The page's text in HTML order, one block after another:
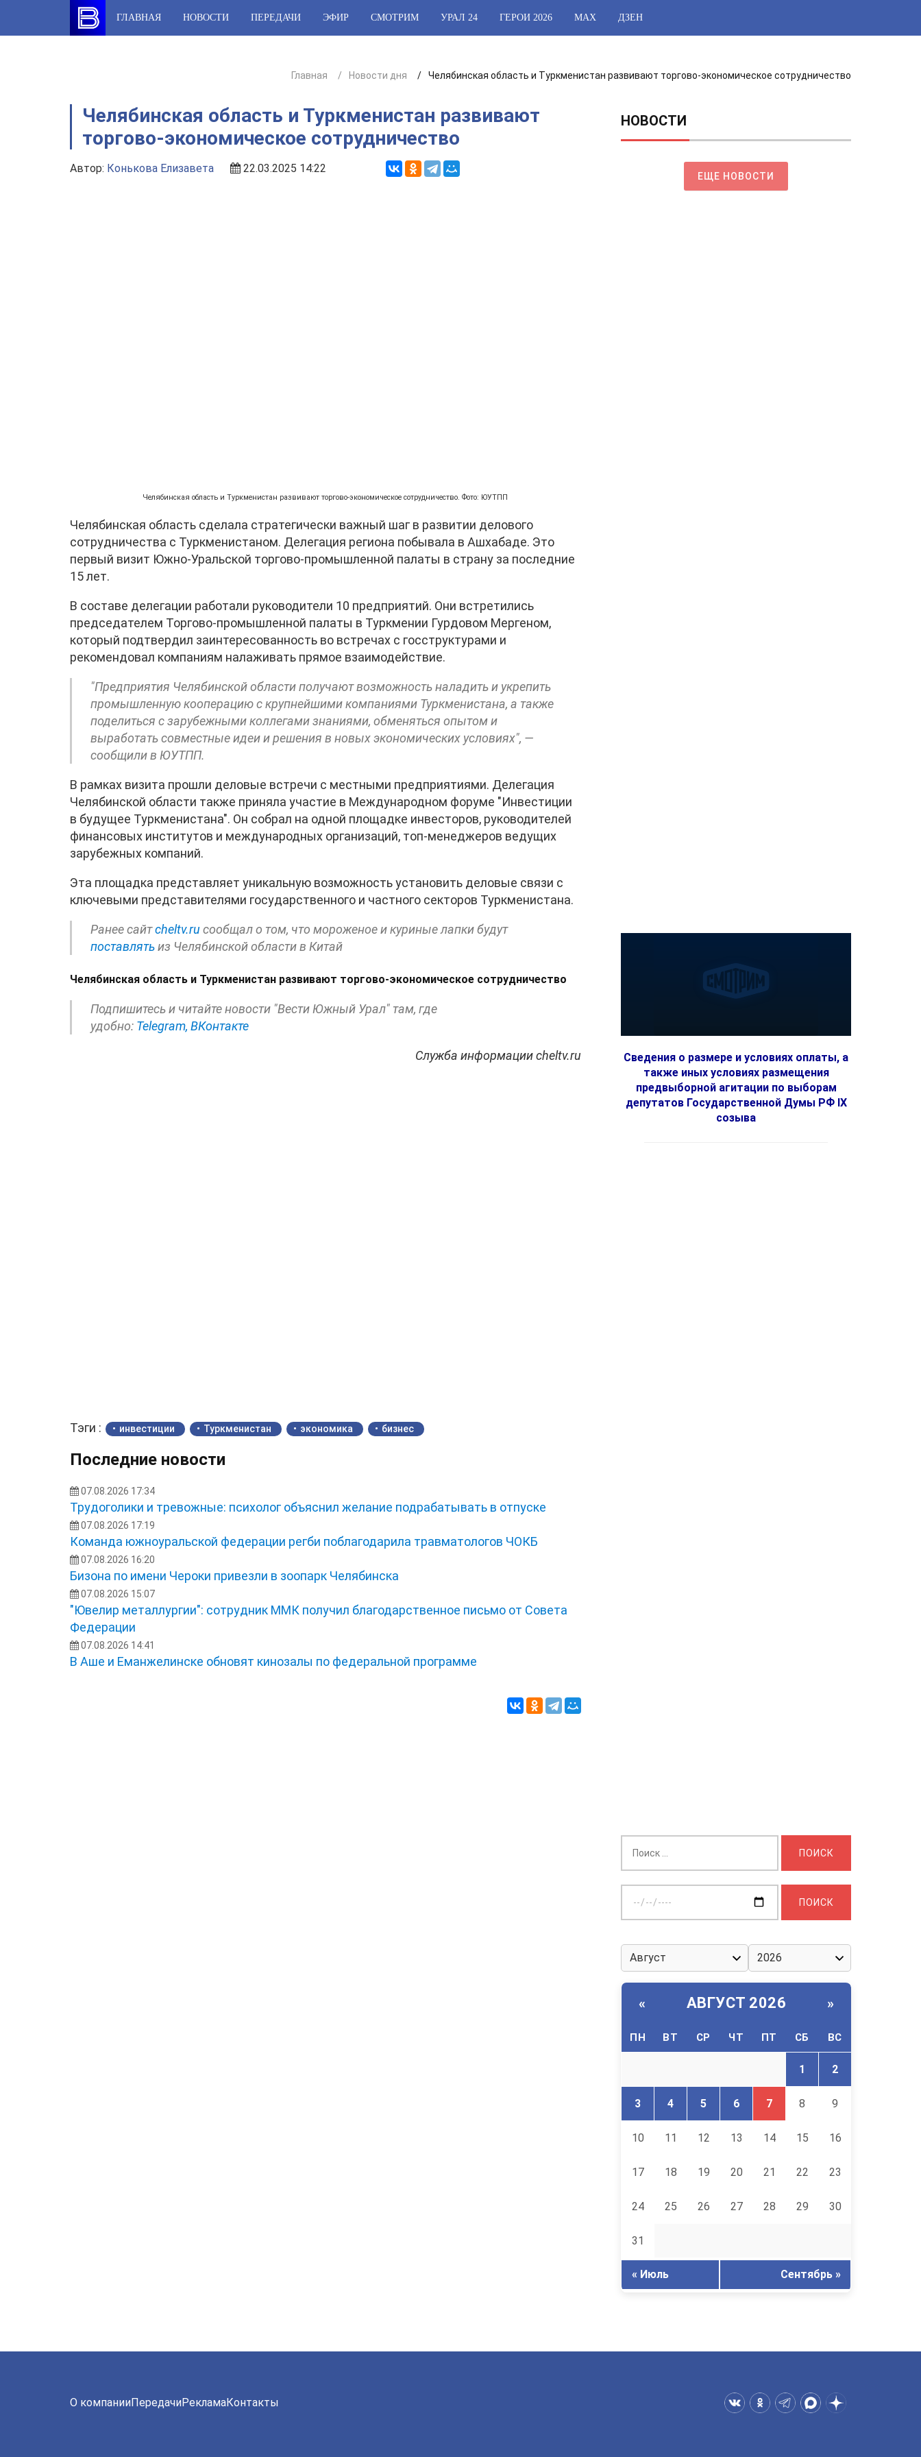
content
ГЛАВНАЯ НОВОСТИ ПЕРЕДАЧИ ЭФИР СМОТРИМ УРАЛ 24 ГЕРОИ 2026 МАХ ДЗЕН
Главная Новости дня Челябинская область и Туркменистан развивают торгово-экономическое сотрудничество
Челябинская область и Туркменистан развивают
торгово-экономическое сотрудничество
Автор: Конькова Елизавета 22.03.2025 14:22
Челябинская область и Туркменистан развивают торгово-экономическое сотрудничество. Фото: ЮУТПП
Челябинская область сделала стратегически важный шаг в развитии делового
сотрудничества с Туркменистаном. Делегация региона побывала в Ашхабаде. Это
первый визит Южно-Уральской торгово-промышленной палаты в страну за последние
15 лет.
В составе делегации работали руководители 10 предприятий. Они встретились
председателем Торгово-промышленной палаты в Туркмении Гурдовом Мергеном,
который подтвердил заинтересованность во встречах с госструктурами и
рекомендовал компаниям налаживать прямое взаимодействие.
"Предприятия Челябинской области получают возможность наладить и укрепить
промышленную кооперацию с крупнейшими компаниями Туркменистана, а также
поделиться с зарубежными коллегами знаниями, обменяться опытом и
выработать совместные идеи и решения в новых экономических условиях", —
сообщили в ЮУТПП.
В рамках визита прошли деловые встречи с местными предприятиями. Делегация
Челябинской области также приняла участие в Международном форуме "Инвестиции
в будущее Туркменистана". Он собрал на одной площадке инвесторов, руководителей
финансовых институтов и международных организаций, топ-менеджеров ведущих
зарубежных компаний.
Эта площадка представляет уникальную возможность установить деловые связи с
ключевыми представителями государственного и частного секторов Туркменистана.
Ранее сайтcheltv.ru сообщал о том, что мороженое и куриные лапки будут
поставлятьиз Челябинской области в Китай
Челябинская область и Туркменистан развивают торгово-экономическое сотрудничество
Подпишитесь и читайте новости "Вести Южный Урал" там, где
удобно: Telegram, ВКонтакте
Служба информации cheltv.ru
Тэги : инвестиции Туркменистан экономика бизнес
Последние новости
07.08.2026 17:34
Трудоголики и тревожные: психолог объяснил желание подрабатывать в отпуске
07.08.2026 17:19
Команда южноуральской федерации регби поблагодарила травматологов ЧОКБ
07.08.2026 16:20
Бизона по имени Чероки привезли в зоопарк Челябинска
07.08.2026 15:07
"Ювелир металлургии": сотрудник ММК получил благодарственное письмо от Совета
Федерации
07.08.2026 14:41
В Аше и Еманжелинске обновят кинозалы по федеральной программе
НОВОСТИ
ЕЩЕ НОВОСТИ
Сведения о размере и условиях оплаты, а
также иных условиях размещения
предвыборной агитации по выборам
депутатов Государственной Думы РФ IX
созыва
дату:
« АВГУСТ 2026 »
ПН ВТ СР ЧТ ПТ СБ ВС
1 2
3 4 5 6 7 8 9
10 11 12 13 14 15 16
17 18 19 20 21 22 23
24 25 26 27 28 29 30
31
« Июль Сентябрь »
О компанииПередачиРекламаКонтакты